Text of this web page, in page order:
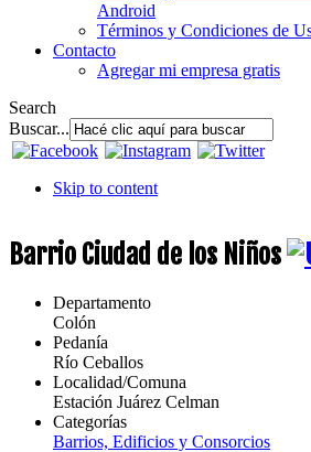
Android
Términos y Condiciones de
Contacto
Agregar mi empresa gratis
Search
Buscar...
Skip to content
Barrio Ciudad de los Niños
Departamento
Colón
Pedanía
Río Ceballos
Localidad/Comuna
Estación Juárez Celman
Categorías
Barrios, Edificios y Consorcios